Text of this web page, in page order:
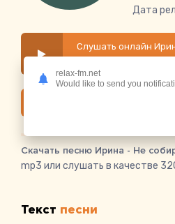
Дата
Слушать онлайн
Скачать песню Ирина - Не
mp3 или слушать в качестве
Текст песни
relax-fm.net
Would like to send you